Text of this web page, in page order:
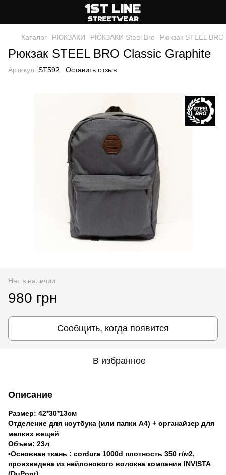
Каталог РЮКЗАКИ РЮКЗАКИ Steel Bro Рюкзак STEЕL
Рюкзак STEЕL BRO Classic Graphite
Артикул: ST592 Оставить отзыв
Нет в наличии
980 грн
Сообщить, когда появится
В избранное
Описание
Размер: 42*30*13см
Отделение для ноутбука (или папки А4) + органайзер для
мелких вещей
Объем: 23л
▪Основная ткань : cordura 1000d плотность 350 г/м2,
произведена из нейлонового волокна компании INVISTA